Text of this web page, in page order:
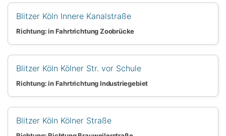
Blitzer Köln Innere Kanalstraße
Richtung: in Fahrtrichtung Zoobrücke
Blitzer Köln Kölner Str. vor Schule
Richtung: in Fahrtrichtung Industriegebiet
Blitzer Köln Kölner Straße